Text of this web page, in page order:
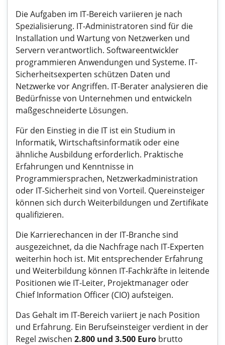
Die Aufgaben im IT-Bereich variieren je nach
Spezialisierung. IT-Administratoren sind für die
Installation und Wartung von Netzwerken und
Servern verantwortlich. Softwareentwickler
programmieren Anwendungen und Systeme. IT-
Sicherheitsexperten schützen Daten und
Netzwerke vor Angriffen. IT-Berater analysieren die
Bedürfnisse von Unternehmen und entwickeln
maßgeschneiderte Lösungen.
Für den Einstieg in die IT ist ein Studium in
Informatik, Wirtschaftsinformatik oder eine
ähnliche Ausbildung erforderlich. Praktische
Erfahrungen und Kenntnisse in
Programmiersprachen, Netzwerkadministration
oder IT-Sicherheit sind von Vorteil. Quereinsteiger
können sich durch Weiterbildungen und Zertifikate
qualifizieren.
Die Karrierechancen in der IT-Branche sind
ausgezeichnet, da die Nachfrage nach IT-Experten
weiterhin hoch ist. Mit entsprechender Erfahrung
und Weiterbildung können IT-Fachkräfte in leitende
Positionen wie IT-Leiter, Projektmanager oder
Chief Information Officer (CIO) aufsteigen.
Das Gehalt im IT-Bereich variiert je nach Position
und Erfahrung. Ein Berufseinsteiger verdient in der
Regel zwischen 2.800 und 3.500 Euro brutto